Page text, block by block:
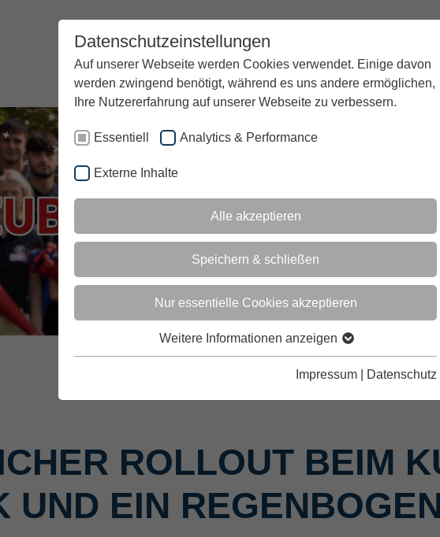
Datenschutzeinstellungen
Auf unserer Webseite werden Cookies verwendet. Einige davon
werden zwingend benötigt, während es uns andere ermöglichen,
Ihre Nutzererfahrung auf unserer Webseite zu verbessern.
Essentiell Analytics & Performance
Externe Inhalte
Alle akzeptieren
Speichern & schließen
Nur essentielle Cookies akzeptieren
Weitere Informationen anzeigen
Impressum Datenschutz
UNTERNEHMEN
ROLLOUT BEIM
UND EIN